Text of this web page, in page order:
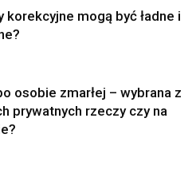
korekcyjne mogą być ładne i
osobie zmarłej – wybrana z
prywatnych rzeczy czy na